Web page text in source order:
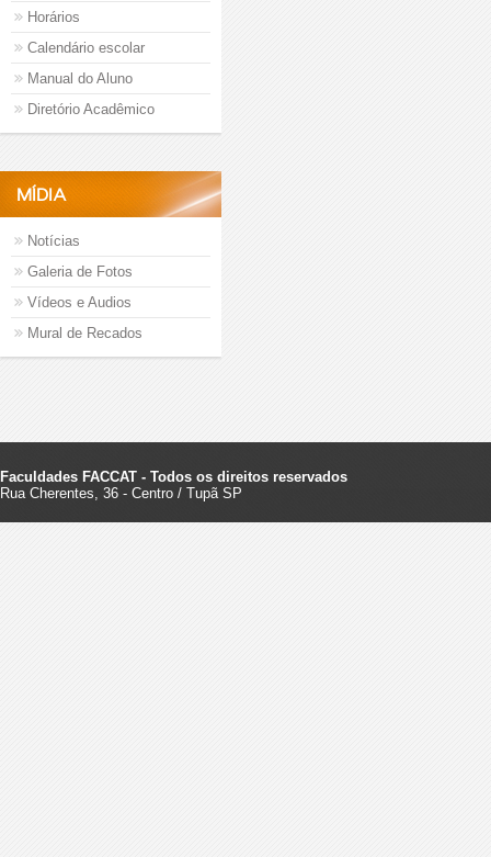
Horários
Calendário escolar
Manual do Aluno
Diretório Acadêmico
MÍDIA
Notícias
Galeria de Fotos
Vídeos e Audios
Mural de Recados
Faculdades FACCAT - Todos os direitos reservados
Rua Cherentes, 36 - Centro / Tupã SP